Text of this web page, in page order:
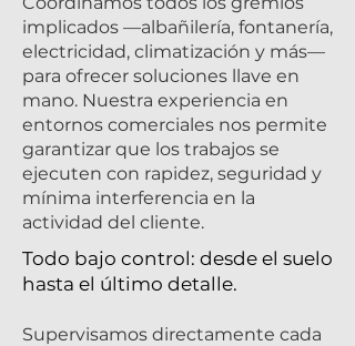
implicados —albañilería, fontanería,
electricidad, climatización y más—
para ofrecer soluciones llave en
mano. Nuestra experiencia en
entornos comerciales nos permite
garantizar que los trabajos se
ejecuten con rapidez, seguridad y
mínima interferencia en la
actividad del cliente.
Todo bajo control: desde el suelo
hasta el último detalle.
Supervisamos directamente cada